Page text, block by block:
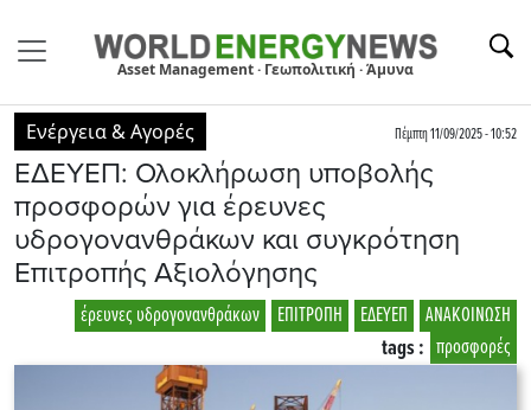
Asset Management · Γεωπολιτική · Άμυνα
Ενέργεια & Αγορές Πέμπτη 11/09/2025 - 10:52
ΕΔΕΥΕΠ: Ολοκλήρωση υποβολής
προσφορών για έρευνες
υδρογονανθράκων και συγκρότηση
Επιτροπής Αξιολόγησης
ΑΝΑΚΟΙΝΩΣΗ
ΕΔΕΥΕΠ
ΕΠΙΤΡΟΠΗ
έρευνες υδρογονανθράκων
προσφορές
tags :